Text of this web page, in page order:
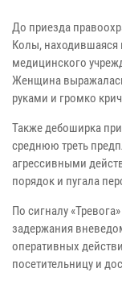
До приезда
Колы, находившаяся
медицинского
Женщина
руками и громко
Также дебоширка
среднюю треть
агрессивными
порядок и пугала
По сигналу
задержания
оперативных
посетительницу и